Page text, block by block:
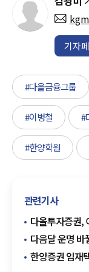
기자
#다올금융그룹
#이병철 #
#한양학원
관련기사
다올투자증권,
다음달 운명
한양증권 임재